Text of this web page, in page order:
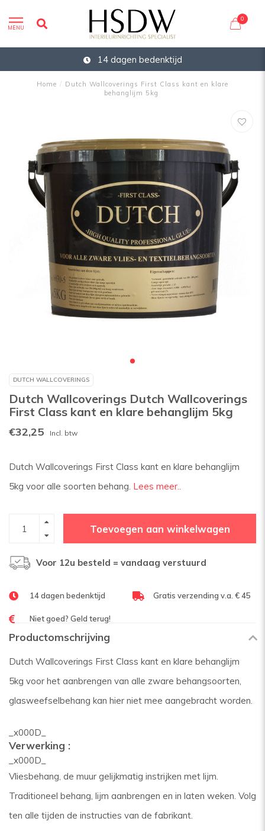
MENU
0
14 dagen bedenktijd
Home / Dutch Wallcoverings First Class kant en klare
behanglijm 5kg
DUTCH WALLCOVERINGS
Dutch Wallcoverings Dutch Wallcoverings
First Class kant en klare behanglijm 5kg
€32,25 Incl. btw
Dutch Wallcoverings First Class kant en klare behanglijm
5kg voor alle soorten behang. Lees meer..
Toevoegen aan winkelwagen
Voor 12u besteld = vandaag verstuurd
14 dagen bedenktijd Gratis verzending v.a. € 45
Niet goed? Geld terug!
Productomschrijving
Dutch Wallcoverings First Class kant en klare behanglijm
5kg voor het aanbrengen van alle zware behangsoorten,
glasweefselbehang kan hier niet mee aangebracht worden.
_x000D_
Verwerking :
_x000D_
Vliesbehang, de muur gelijkmatig instrijken met lijm.
Traditioneel behang, lijm aanbrengen en in laten weken. Volg
ten alle tijden de instructies van de fabrikant.